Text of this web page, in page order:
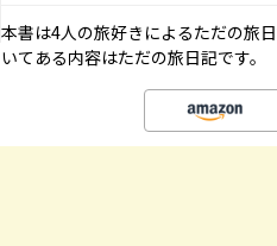
本書は4人の旅好きによるただの旅
いてある内容はただの旅日記です。